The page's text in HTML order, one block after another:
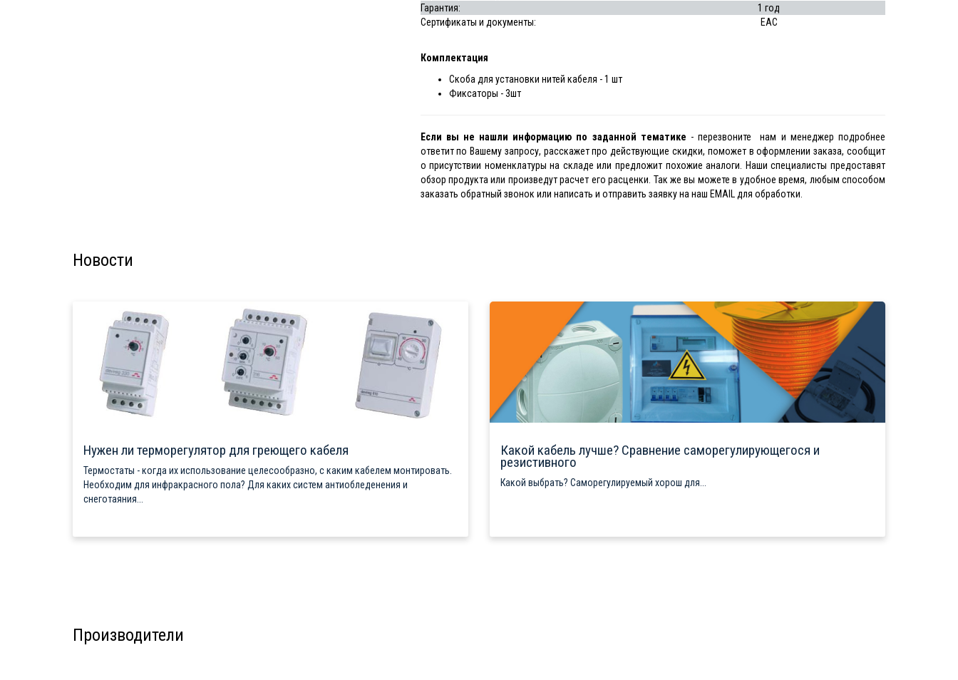
Гарантия:
1 год
Сертификаты и документы:
EAC
Комплектация
Скоба для установки нитей кабеля - 1 шт
Фиксаторы - 3шт
Если вы не нашли информацию по заданной тематике - перезвоните нам и менеджер подробнее
ответит по Вашему запросу, расскажет про действующие скидки, поможет в оформлении заказа, сообщит
о присутствии номенклатуры на складе или предложит похожие аналоги. Наши специалисты предоставят
обзор продукта или произведут расчет его расценки. Так же вы можете в удобное время, любым способом
заказать обратный звонок или написать и отправить заявку на наш EMAIL для обработки.
Новости
Нужен ли терморегулятор для греющего кабеля
Термостаты - когда их использование целесообразно, с каким кабелем монтировать.
Необходим для инфракрасного пола? Для каких систем антиобледенения и
снеготаяния...
Какой кабель лучше? Сравнение саморегулирующегося и
резистивного
Какой выбрать? Саморегулируемый хорош для...
Производители